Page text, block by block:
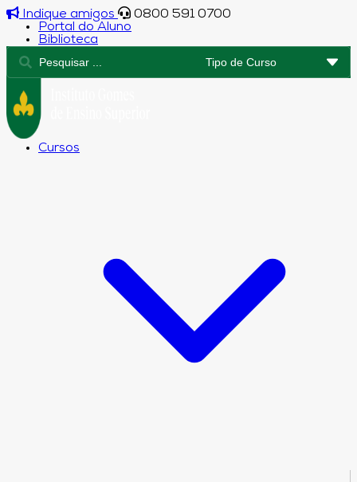
Indique amigos
0800 591 0700
Portal do Aluno
Biblioteca
Cursos